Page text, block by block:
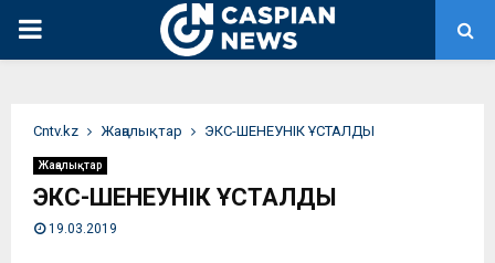
PRIMARY
Сntv.kz Жаңалықтар ЭКС-ШЕНЕУНІК ҰСТАЛДЫ
Жаңалықтар
ЭКС-ШЕНЕУНІК ҰСТАЛДЫ
19.03.2019